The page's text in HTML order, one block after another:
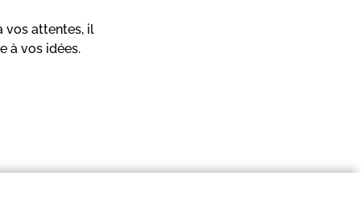
vos attentes, il
à vos idées.